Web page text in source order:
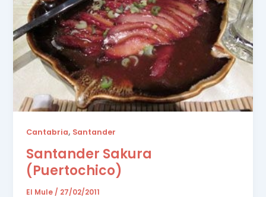
Cantabria, Santander
Santander Sakura
(Puertochico)
El Mule / 27/02/2011